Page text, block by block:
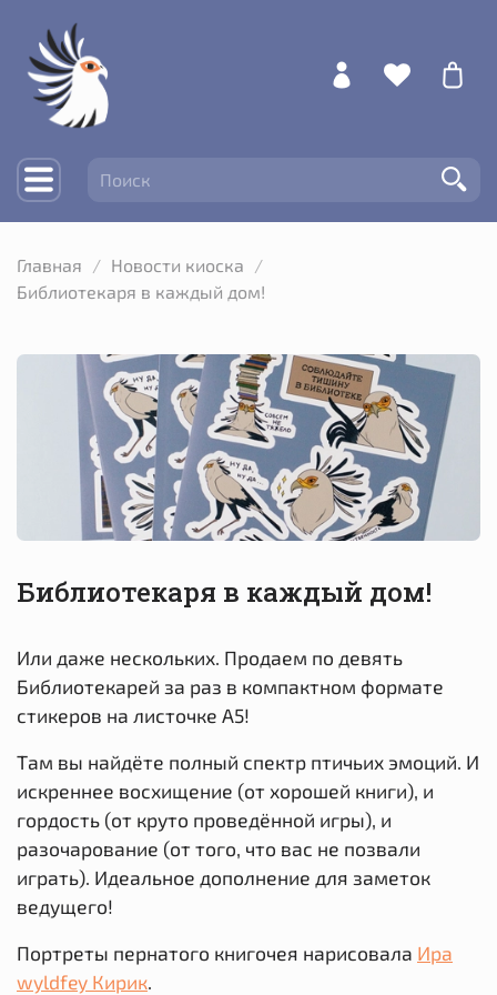
Главная
Новости киоска
Библиотекаря в каждый дом!
Библиотекаря в каждый дом!
Или даже нескольких. Продаем по девять
Библиотекарей за раз в компактном формате
стикеров на листочке А5!
Там вы найдёте полный спектр птичьих эмоций. И
искреннее восхищение (от хорошей книги), и
гордость (от круто проведённой игры), и
разочарование (от того, что вас не позвали
играть). Идеальное дополнение для заметок
ведущего!
Портреты пернатого книгочея нарисовала Ира
wyldfey Кирик.